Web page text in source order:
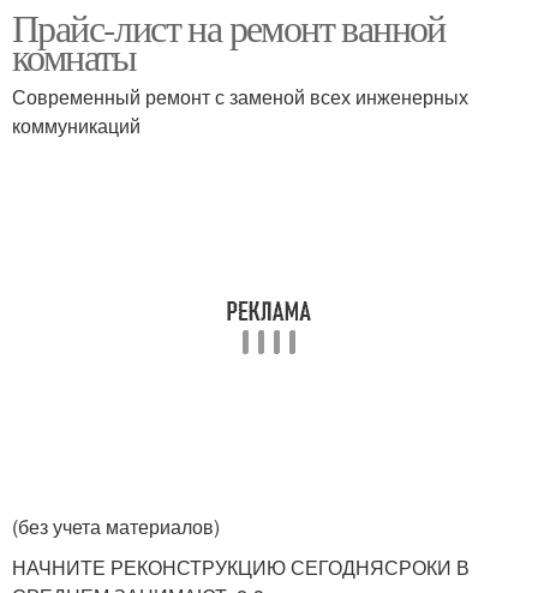
Бюджетный ремонт Ремонт в ванной и
Прайс-лист на ремонт ванной
комнаты
Современный ремонт с заменой всех инженерных
коммуникаций
(без учета материалов)
НАЧНИТЕ РЕКОНСТРУКЦИЮ СЕГОДНЯСРОКИ В